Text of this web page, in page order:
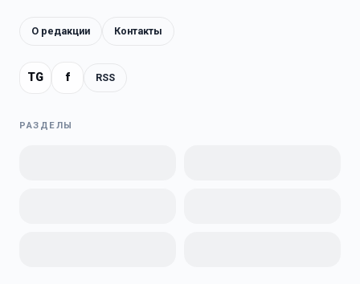
О редакции Контакты
TG f RSS
РАЗДЕЛЫ